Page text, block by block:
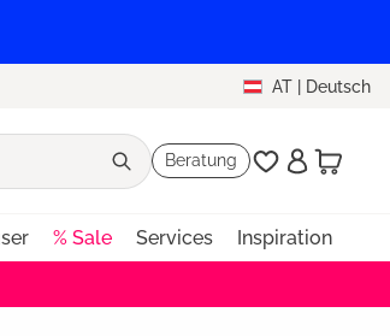
AT | Deutsch
Beratung
% Sale Services Inspiration